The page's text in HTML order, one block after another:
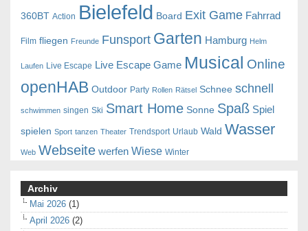
360BT Action Bielefeld Board Exit Game Fahrrad
Film fliegen Freunde Funsport Garten Hamburg Helm
Laufen Live Escape Live Escape Game Musical Online
openHAB Outdoor Party Rollen Rätsel Schnee schnell
schwimmen singen Ski Smart Home Sonne Spaß Spiel
spielen Sport tanzen Theater Trendsport Urlaub Wald Wasser
Web Webseite werfen Wiese Winter
Archiv
Mai 2026 (1)
April 2026 (2)